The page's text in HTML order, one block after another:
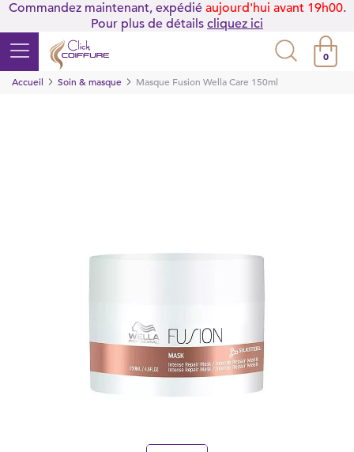
Commandez maintenant, expédié aujourd'hui avant 19h00.
Pour plus de détails cliquez ici
0
Accueil
Soin & masque Masque Fusion Wella Care 150ml